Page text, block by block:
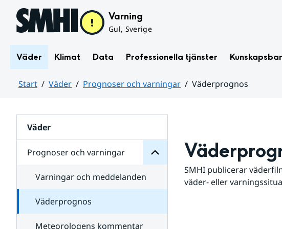
Hoppa till sidans innehåll Varning
Gul, Sverige
Väder Klimat Data Professionella tjänster
Start Väder Prognoser och varningar
Väderprognos
Väder
Prognoser och varningar
för
varningar
Varningar och meddelanden
Väderprognos
Meteorologens kommentar
SMHI publicerar
väder- eller